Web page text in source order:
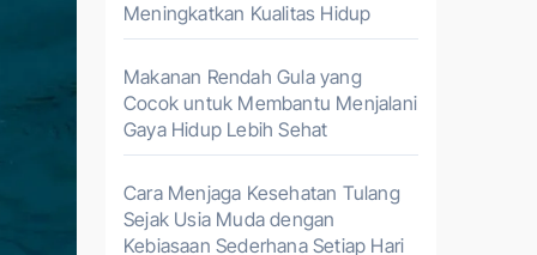
Meningkatkan Kualitas Hidup
Makanan Rendah Gula yang
Cocok untuk Membantu Menjalani
Gaya Hidup Lebih Sehat
Cara Menjaga Kesehatan Tulang
Sejak Usia Muda dengan
Kebiasaan Sederhana Setiap Hari